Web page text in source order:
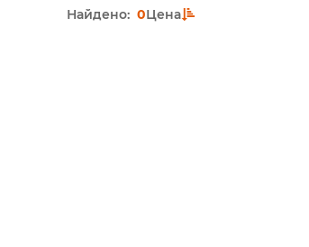
Найдено: 0Цена